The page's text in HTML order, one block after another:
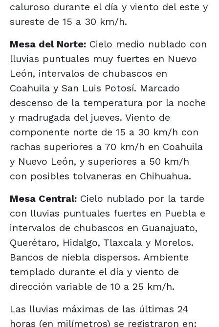
caluroso durante el día y viento del este y
sureste de 15 a 30 km/h.
Mesa del Norte: Cielo medio nublado con
lluvias puntuales muy fuertes en Nuevo
León, intervalos de chubascos en
Coahuila y San Luis Potosí. Marcado
descenso de la temperatura por la noche
y madrugada del jueves. Viento de
componente norte de 15 a 30 km/h con
rachas superiores a 70 km/h en Coahuila
y Nuevo León, y superiores a 50 km/h
con posibles tolvaneras en Chihuahua.
Mesa Central: Cielo nublado por la tarde
con lluvias puntuales fuertes en Puebla e
intervalos de chubascos en Guanajuato,
Querétaro, Hidalgo, Tlaxcala y Morelos.
Bancos de niebla dispersos. Ambiente
templado durante el día y viento de
dirección variable de 10 a 25 km/h.
Las lluvias máximas de las últimas 24
horas (en milímetros) se registraron en: